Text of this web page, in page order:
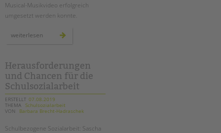
Musical-Musikvideo erfolgreich
umgesetzt werden konnte.
weiterlesen
der
klasse
9e
an
der
schule
am
schloss
Herausforderungen
und Chancen für die
Schulsozialarbeit
ERSTELLT 07.08.2019
THEMA Schulsozialarbeit
VON
Barbara Brecht-Hadraschek
Schulbezogene Sozialarbeit: Sascha